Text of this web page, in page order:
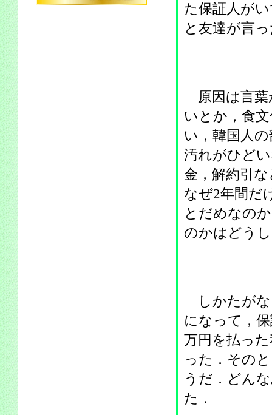
た保証人が
と友達が言
原因は言葉
いとか，食
い，韓国人
汚れがひど
金，解約引
なぜ2年間だ
とだめなの
のかはどう
しかたがな
になって，
万円を払っ
った．その
うだ．どん
た．